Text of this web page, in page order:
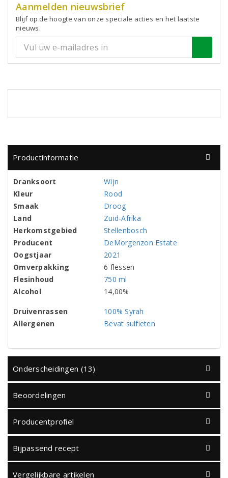
Aanmelden nieuwsbrief
Blijf op de hoogte van onze speciale acties en het laatste
nieuws.
Productinformatie
Dranksoort
Wijn
Kleur
Rood
Smaak
Droog
Land
Zuid-Afrika
Herkomstgebied
Stellenbosch
Producent
DeMorgenzon Estate
Oogstjaar
2021
Omverpakking
6 flessen
Flesinhoud
750 ml
Alcohol
14,00%
Druivenrassen
100% Syrah
Allergenen
Bevat sulfieten
Onderscheidingen (13)
Beoordelingen
Producentprofiel
Bijpassend recept
Vergelijkbare artikelen